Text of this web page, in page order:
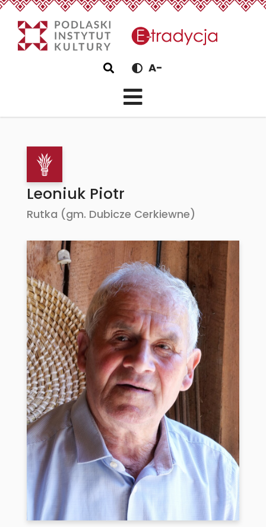
eTradycjaLeoniuk Piotr
Szukaj A-
Leoniuk Piotr
Rutka (gm. Dubicze Cerkiewne)